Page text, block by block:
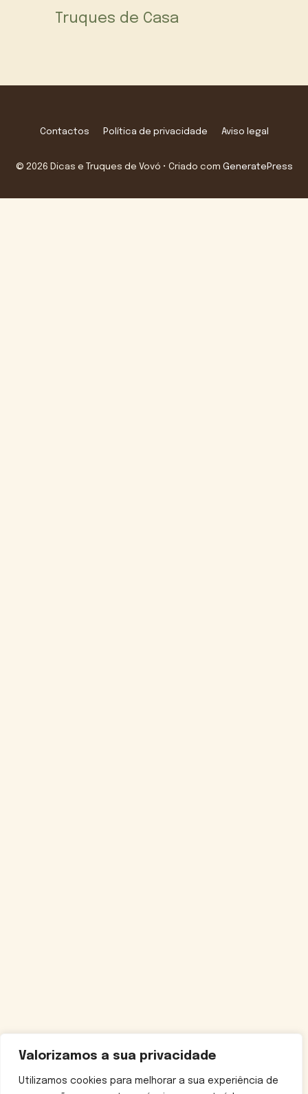
Valorizamos a sua privacidade
Utilizamos cookies para melhorar a sua experiência de
Truques de Casa
Contactos Política de privacidade Aviso legal
© 2026 Dicas e Truques de Vovó • Criado com GeneratePress